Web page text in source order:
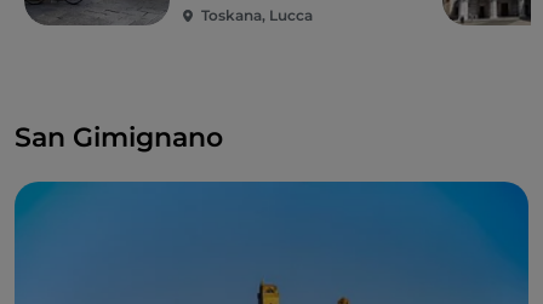
Toskana, Lucca
San Gimignano